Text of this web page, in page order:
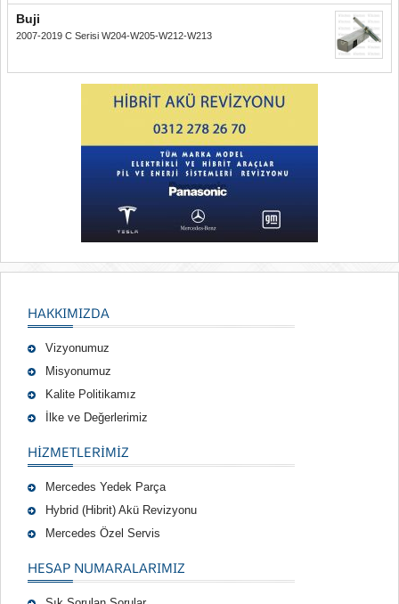
Buji
2007-2019 C Serisi W204-W205-W212-W213
HAKKIMIZDA
Vizyonumuz
Misyonumuz
Kalite Politikamız
İlke ve Değerlerimiz
HIZMETLERIMIZ
Mercedes Yedek Parça
Hybrid (Hibrit) Akü Revizyonu
Mercedes Özel Servis
HESAP NUMARALARIMIZ